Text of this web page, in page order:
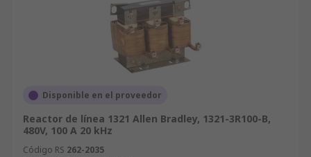
Disponible en el proveedor
Reactor de línea 1321 Allen Bradley, 1321-3R100-B,
480V, 100 A 20 kHz
Código RS 262-2035